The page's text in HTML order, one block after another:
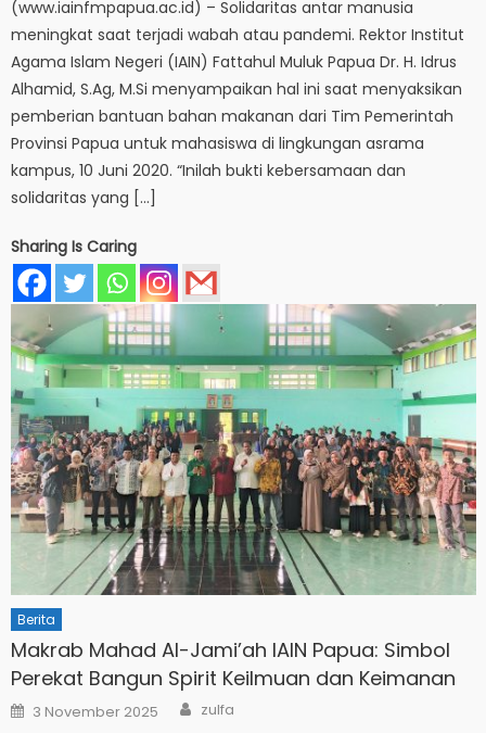
(www.iainfmpapua.ac.id) – Solidaritas antar manusia
meningkat saat terjadi wabah atau pandemi. Rektor Institut
Agama Islam Negeri (IAIN) Fattahul Muluk Papua Dr. H. Idrus
Alhamid, S.Ag, M.Si menyampaikan hal ini saat menyaksikan
pemberian bantuan bahan makanan dari Tim Pemerintah
Provinsi Papua untuk mahasiswa di lingkungan asrama
kampus, 10 Juni 2020. “Inilah bukti kebersamaan dan
solidaritas yang […]
Sharing Is Caring
Berita
Makrab Mahad Al-Jami’ah IAIN Papua: Simbol
Perekat Bangun Spirit Keilmuan dan Keimanan
Posted
on
3 November 2025 Author
zulfa